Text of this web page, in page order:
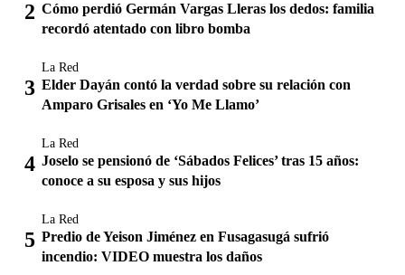
Cómo perdió Germán Vargas Lleras los dedos: familia
recordó atentado con libro bomba
La Red
Elder Dayán contó la verdad sobre su relación con
Amparo Grisales en ‘Yo Me Llamo’
La Red
Joselo se pensionó de ‘Sábados Felices’ tras 15 años:
conoce a su esposa y sus hijos
La Red
Predio de Yeison Jiménez en Fusagasugá sufrió
incendio: VIDEO muestra los daños